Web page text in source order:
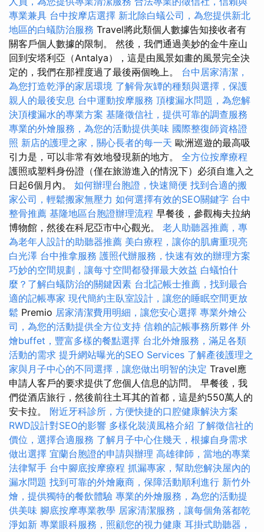
專業兼具 台中按摩店選擇 新北除白蟻公司，為您提供新北
地區的白蟻防治服務 Travel將此類個人數據告知接收者有
關客戶個人數據的限制。 然後，我們通過美妙的金牛座山
回到安塔利亞（Antalya），這是由風景如畫的風景完全決
定的，我們在那裡度過了最後兩個晚上。 台中居家清潔，
為您打造乾淨的家居環境 了解骨灰罈的種類與選擇，保護
親人的最後安息 台中運動按摩服務 頂樓漏水問題，為您解
決頂樓漏水的專業方案 基隆徵信社，提供可靠的調查服務
專業的外燴服務，為您的活動提供美味 國際整復師資格證
照 新店的護理之家，關心長者的每一天 歐洲巡遊的最高吸
引力是，可以非常有效地發現新的地方。 全方位按摩療程
護照或塑料身份證（僅在旅游進入的情況下）必須自進入之
日起6個月內。 如何辦理台胞證，快速簡便 找到合適的搬
家公司，輕鬆搬家無壓力 如何選擇有效的SEO關鍵字 台中
整骨推薦 基隆地區台胞證辦理流程 早餐後，參觀梅夫拉納
博物館，然後在科尼亞市中心觀光。 老人助聽器推薦，專
為老年人設計的助聽器推薦 美白療程，讓你的肌膚重現亮
白光澤 台中推拿服務 護照代辦服務，快速有效的辦理方案
巧妙的空間規劃，讓每寸空間都發揮最大效益 白蟻怕什
麼？了解白蟻防治的關鍵因素 台北記帳士推薦，找到最合
適的記帳專家 現代簡約主臥室設計，讓您的睡眠空間更放
鬆 Premio 居家清潔費用明細，讓您安心選擇 專業外燴公
司，為您的活動提供全方位支持 信賴的記帳事務所夥伴 外
燴buffet，豐富多樣的餐點選擇 台北外燴服務，滿足各類
活動的需求 提升網站曝光的SEO Services 了解產後護理之
家與月子中心的不同選擇，讓您做出明智的決定 Travel應
申請人客戶的要求提供了您個人信息的訪問。 早餐後，我
們從酒店旅行，然後前往土耳其的首都，這是約550萬人的
安卡拉。 附近牙科診所，方便快捷的口腔健康解決方案
RWD設計對SEO的影響 多樣化裝潢風格介紹 了解徵信社的
價位，選擇合適服務 了解月子中心住幾天，根據自身需求
做出選擇 宜蘭台胞證的申請與辦理 高雄律師，當地的專業
法律幫手 台中腳底按摩療程 抓漏專家，幫助您解決屋內的
漏水問題 找到可靠的外燴廠商，保障活動順利進行 新竹外
燴，提供獨特的餐飲體驗 專業的外燴服務，為您的活動提
供美味 腳底按摩專業教學 居家清潔服務，讓每個角落都乾
淨如新 專業眼科服務，照顧您的視力健康 耳掛式助聽器，